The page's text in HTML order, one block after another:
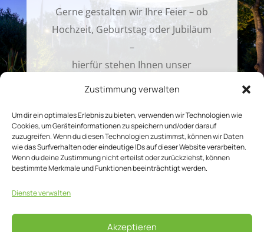
Zustimmung verwalten
Um dir ein optimales Erlebnis zu bieten, verwenden wir Technologien wie
Cookies, um Geräteinformationen zu speichern und/oder darauf
zuzugreifen. Wenn du diesen Technologien zustimmst, können wir Daten
wie das Surfverhalten oder eindeutige IDs auf dieser Website verarbeiten.
Wenn du deine Zustimmung nicht erteilst oder zurückziehst, können
bestimmte Merkmale und Funktionen beeinträchtigt werden.
Dienste verwalten
Akzeptieren
Gerne gestalten wir Ihre Feier – ob
Hochzeit, Geburtstag oder Jubiläum
–
hierfür stehen Ihnen unser
Banketträume zur Verfügung.
MEHR ERFAHREN